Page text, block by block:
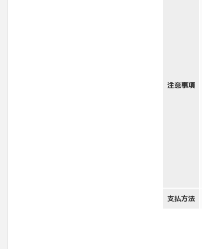
注意事項
支払方法